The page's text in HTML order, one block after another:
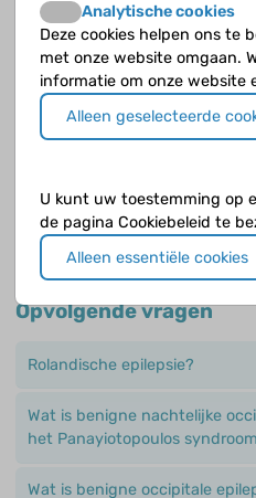
Wat zijn oorzaken van een
Jouw antwoord nog
Op de Cyberpoli kan je jouw
Stel je vraag
Opvolgende vragen
Rolandische epilepsie?
Wat is benigne nachtelijke
het Panayiotopoulos
Wat is benigne occipitale
Analytische cookies
Deze cookies helpen ons te
met onze website omgaan.
informatie om onze website
Alleen geselecteerde
U kunt uw toestemming op
de pagina Cookiebeleid te
Alleen essentiële cookies